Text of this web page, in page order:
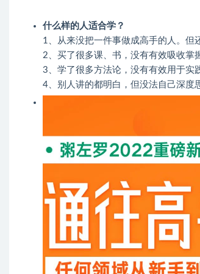
什么样的人适合学？
1、从来没把一件事做成高手的人。但
2、买了很多课、书，没有有效吸收掌
3、学了很多方法论，没有有效用于实
4、别人讲的都明白，但没法自己深度